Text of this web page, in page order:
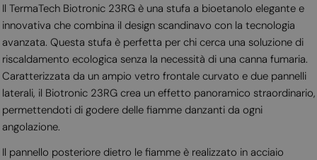
Il TermaTech Biotronic 23RG è una stufa a bioetanolo elegante e
innovativa che combina il design scandinavo con la tecnologia
avanzata. Questa stufa è perfetta per chi cerca una soluzione di
riscaldamento ecologica senza la necessità di una canna fumaria.
Caratterizzata da un ampio vetro frontale curvato e due pannelli
laterali, il Biotronic 23RG crea un effetto panoramico straordinario,
permettendoti di godere delle fiamme danzanti da ogni
angolazione.
Il pannello posteriore dietro le fiamme è realizzato in acciaio